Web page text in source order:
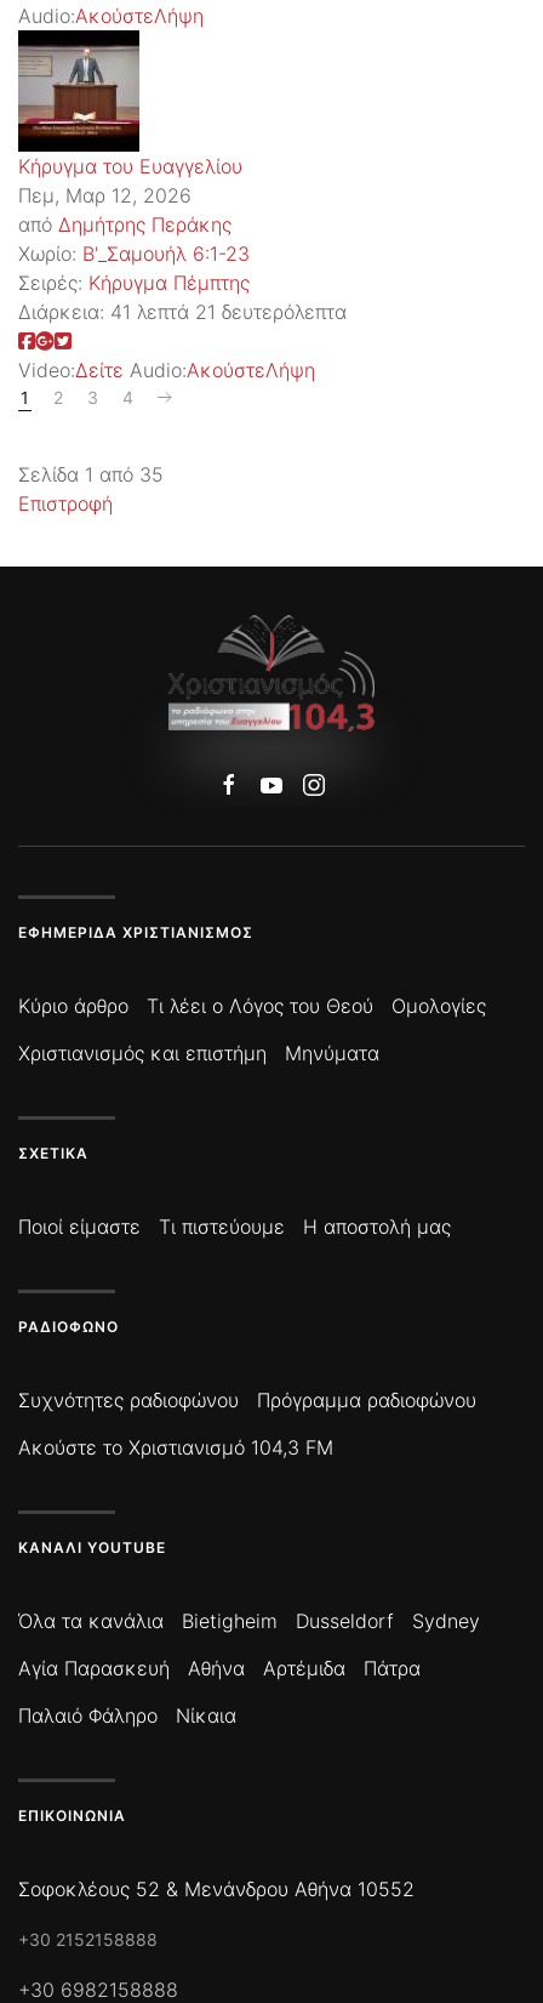
Audio:ΑκούστεΛήψη
Κήρυγμα του Ευαγγελίου
Πεμ, Μαρ 12, 2026
από Δημήτρης Περάκης
Χωρίο: Β'_Σαμουήλ 6:1-23
Σειρές: Kήρυγμα Πέμπτης
Διάρκεια: 41 λεπτά 21 δευτερόλεπτα
Video:Δείτε Audio:ΑκούστεΛήψη
1 2 3 4
Σελίδα 1 από 35
Επιστροφή
ΕΦΗΜΕΡΊΔΑ ΧΡΙΣΤΙΑΝΙΣΜΌΣ
Κύριο άρθρο Τι λέει ο Λόγος του Θεού
Ομολογίες
Χριστιανισμός και επιστήμη
Μηνύματα
ΣΧΕΤΙΚΆ
Ποιοί είμαστε Τι πιστεύουμε Η αποστολή μας
ΡΑΔΙΌΦΩΝΟ
Συχνότητες ραδιοφώνου
Πρόγραμμα ραδιοφώνου
Ακούστε το Χριστιανισμό 104,3 FM
ΚΑΝΆΛΙ YOUTUBE
Όλα τα κανάλια Bietigheim Dusseldorf
Sydney
Αγία Παρασκευή
Αθήνα Αρτέμιδα
Πάτρα
Παλαιό Φάληρο
Νίκαια
ΕΠΙΚΟΙΝΩΝΊΑ
Σοφοκλέους 52 & Μενάνδρου Αθήνα 10552
+30 2152158888
+30 6982158888